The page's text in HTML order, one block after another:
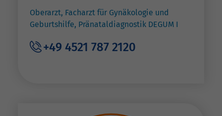
Oberarzt, Facharzt für Gynäkologie und
Geburtshilfe, Pränataldiagnostik DEGUM I
+49 4521 787 2120